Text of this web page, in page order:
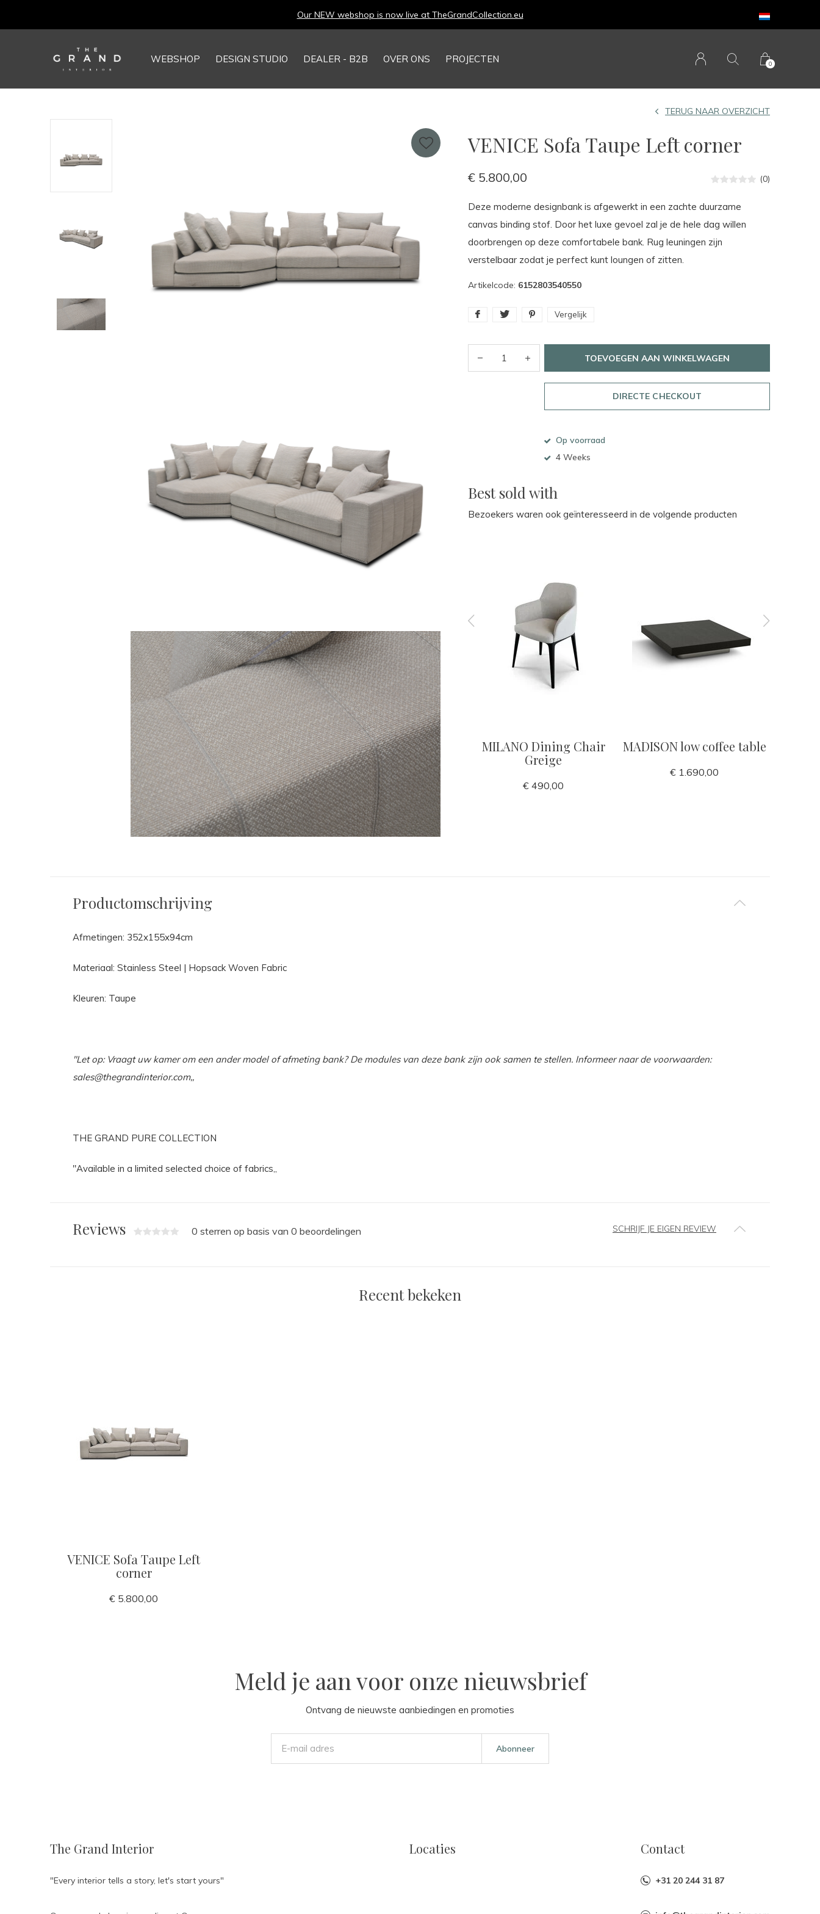
WEBSHOP DESIGN STUDIO DEALER - B2B OVER ONS PROJECTEN 0
Our NEW webshop is now live at TheGrandCollection.eu
VENICE Sofa Taupe Left corner
TERUG NAAR OVERZICHT
€ 5.800,00 (0)
Deze moderne designbank is afgewerkt in een zachte duurzame
canvas binding stof. Door het luxe gevoel zal je de hele dag willen
doorbrengen op deze comfortabele bank. Rug leuningen zijn
verstelbaar zodat je perfect kunt loungen of zitten.
Artikelcode: 6152803540550
Vergelijk
TOEVOEGEN AAN WINKELWAGEN
DIRECTE CHECKOUT
Op voorraad
4 Weeks
Best sold with
Bezoekers waren ook geïnteresseerd in de volgende producten
VERONA Sofa Grey Canvas
weave fabric
€ 5.500,00
RICARDO Leisure chair
taupe
€ 1.950,00
MILANO Dining Chair
Greige
€ 490,00
MADISON low coffee table
€ 1.690,00
Productomschrijving
Afmetingen: 352x155x94cm
Materiaal: Stainless Steel | Hopsack Woven Fabric
Kleuren: Taupe
''Let op: Vraagt uw kamer om een ander model of afmeting bank? De modules van deze bank zijn ook samen te stellen. Informeer naar de voorwaarden:
sales@thegrandinterior.com,,
THE GRAND PURE COLLECTION
"Available in a limited selected choice of fabrics,,
Reviews 0 sterren op basis van 0 beoordelingen SCHRIJF JE EIGEN REVIEW
Recent bekeken
VENICE Sofa Taupe Left
corner
€ 5.800,00
Meld je aan voor onze nieuwsbrief
Ontvang de nieuwste aanbiedingen en promoties
Abonneer
The Grand Interior
"Every interior tells a story, let's start yours"
Locaties Contact
+31 20 244 31 87